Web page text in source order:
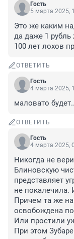
Гость
5 марта 2025,
Это же каким
да даже 1
100 лет лохов
ОТВЕТИТЬ
Гость
4 марта 2025,
маловато
ОТВЕТИТЬ
Гость
4 марта 2025,
Никогда не
Блиновскую
представляет
не покалечила.
Причем та же
освобождена
Или простили
При этом